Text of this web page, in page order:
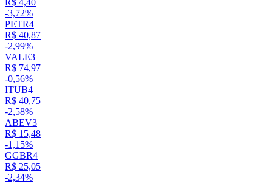
R$ 4,40
-3,72%
PETR4
R$ 40,87
-2,99%
VALE3
R$ 74,97
-0,56%
ITUB4
R$ 40,75
-2,58%
ABEV3
R$ 15,48
-1,15%
GGBR4
R$ 25,05
-2,34%